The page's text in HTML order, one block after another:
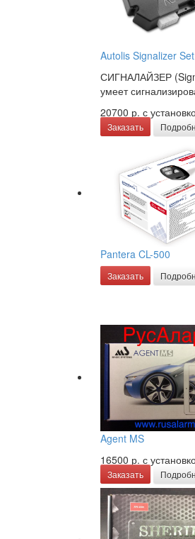
Autolis Signalizer Set
СИГНАЛАЙЗЕР
умеет
20700 р. с
Заказать
Pantera CL-500
Заказать
Agent MS
16500 р. с
Заказать